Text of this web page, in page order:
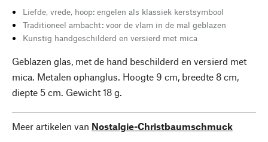
Liefde, vrede, hoop: engelen als klassiek kerstsymbool
Traditioneel ambacht: voor de vlam in de mal geblazen
Kunstig handgeschilderd en versierd met mica
Geblazen glas, met de hand beschilderd en versierd met
mica. Metalen ophanglus. Hoogte 9 cm, breedte 8 cm,
diepte 5 cm. Gewicht 18 g.
Meer artikelen van Nostalgie-Christbaumschmuck